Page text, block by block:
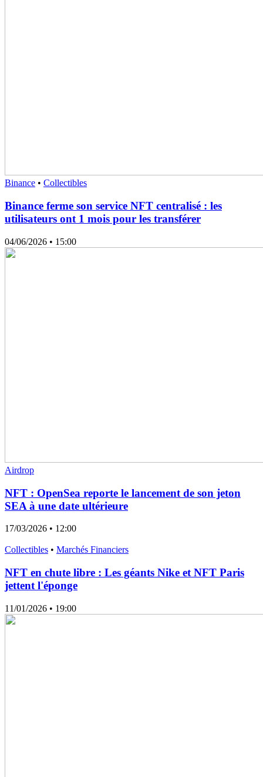
Binance • Collectibles
Binance ferme son service NFT centralisé : les
utilisateurs ont 1 mois pour les transférer
04/06/2026 • 15:00
Airdrop
NFT : OpenSea reporte le lancement de son jeton
SEA à une date ultérieure
17/03/2026 • 12:00
Collectibles • Marchés Financiers
NFT en chute libre : Les géants Nike et NFT Paris
jettent l'éponge
11/01/2026 • 19:00